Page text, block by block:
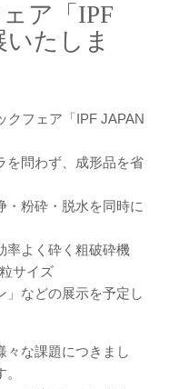
ア「IPF
いたしま
クフェア「IPF JAPAN
を問わず、成形品を省
・粉砕・脱水を同時に
率よく砕く粗破砕機
サイズ
」などの展示を予定し
々な課題につきまし